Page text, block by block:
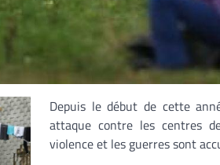
Depuis le début de cette
attaque contre les centres
violence et les guerres sont